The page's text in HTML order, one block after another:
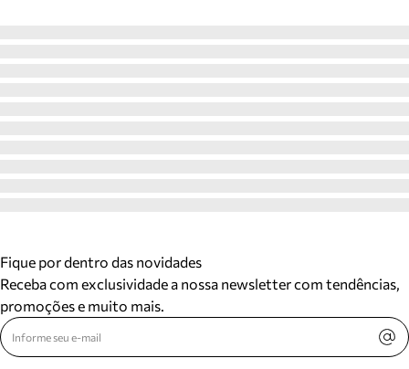
Fique por dentro das novidades
Receba com exclusividade a nossa newsletter com tendências,
promoções e muito mais.